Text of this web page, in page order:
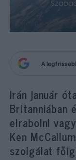
A
Irán január
Britanniában
elrabolni
Ken
szolgálat